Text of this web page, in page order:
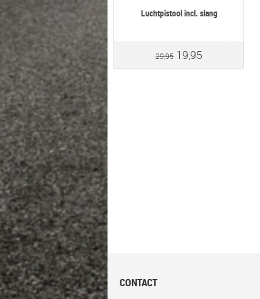
Luchtpistool incl. slang
29,95 19,95
CONTACT